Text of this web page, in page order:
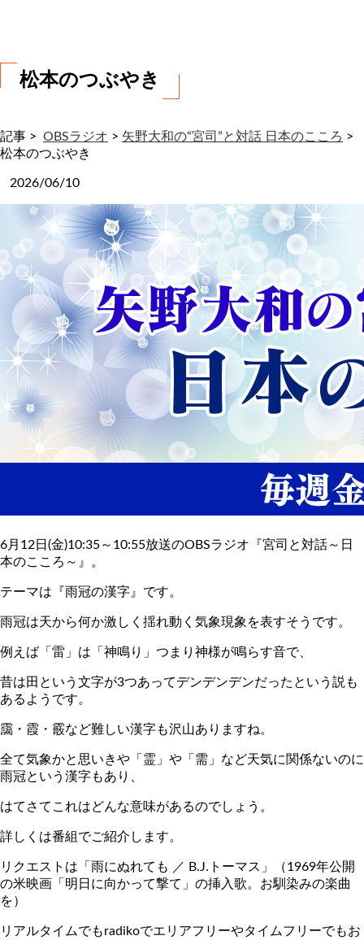
松本のつぶやき
記事 > OBSラジオ > 矢野大和の“宮司”と対話 日本のこころ >
松本のつぶやき
2026/06/10
6月12日(金)10:35～10:55放送のOBSラジオ『宮司と対話～日
本のこころ～』。
テーマは『雨冠の漢字』です。
雨冠は天から何か激しく揺れ動く気象現象を表すそうです。
例えば「雷」は「神鳴り」つまり神様が鳴らす音で、
昔は田という文字が3つあってデンデンデンだったという説も
あるようです。
靄・霞・霰など難しい漢字も沢山ありますね。
全て気象かと思いきや「霊」や「需」など天気に関係ないのに
雨冠という漢字もあり、
はてさてこれはどんな意味があるのでしょう。
詳しくは番組でご紹介します。
リクエストは「雨にぬれても ／ B.J.トーマス」（1969年公開
の米映画「明日に向かって撃て」の挿入歌。お馴染みの楽曲
を）
リアルタイムでもradikoでエリアフリーやタイムフリーでもお